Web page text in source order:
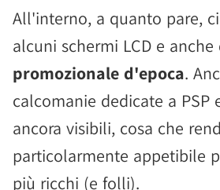
All'interno, a quanto pare,
alcuni schermi LCD e anche
promozionale d'epoca.
calcomanie dedicate a PSP
ancora visibili, cosa che
particolarmente appetibile
più ricchi (e folli).